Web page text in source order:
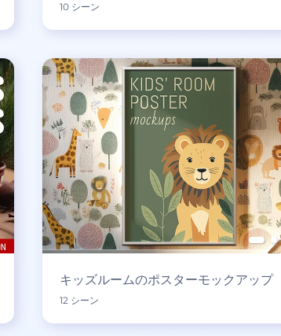
10 シーン
キッズルームのポスターモックアップ
12 シーン